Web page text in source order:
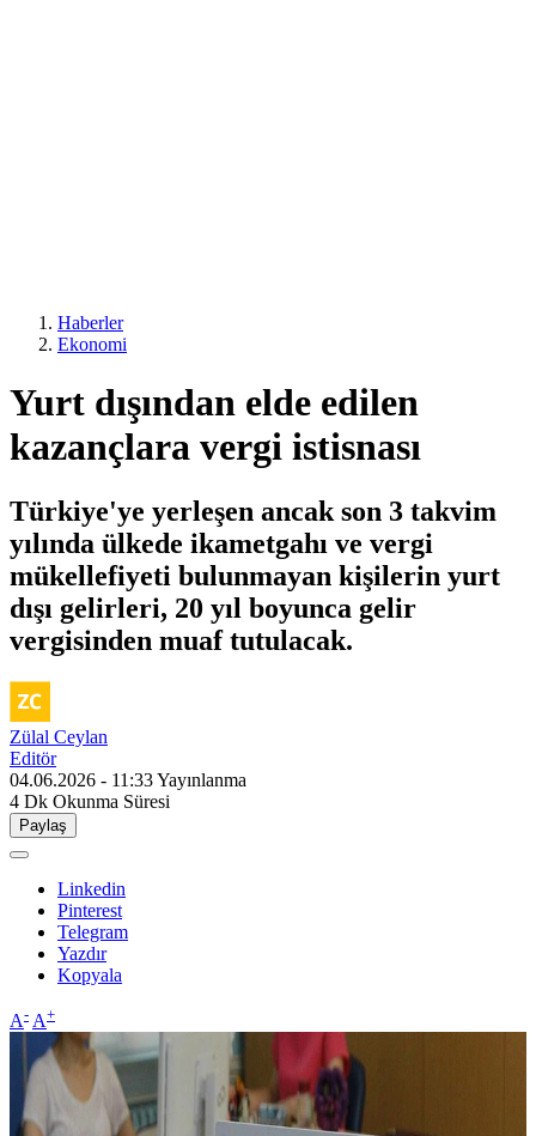
Haberler
Ekonomi
Yurt dışından elde edilen
kazançlara vergi istisnası
Türkiye'ye yerleşen ancak son 3 takvim
yılında ülkede ikametgahı ve vergi
mükellefiyeti bulunmayan kişilerin yurt
dışı gelirleri, 20 yıl boyunca gelir
vergisinden muaf tutulacak.
Zülal Ceylan
Editör
04.06.2026 - 11:33Yayınlanma
4 Dk Okunma Süresi
Paylaş
Linkedin
Pinterest
Telegram
Yazdır
Kopyala
A- A+